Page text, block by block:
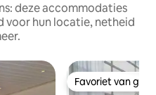
deze accommodaties
voor hun locatie, netheid
Favoriet van
Favoriet van